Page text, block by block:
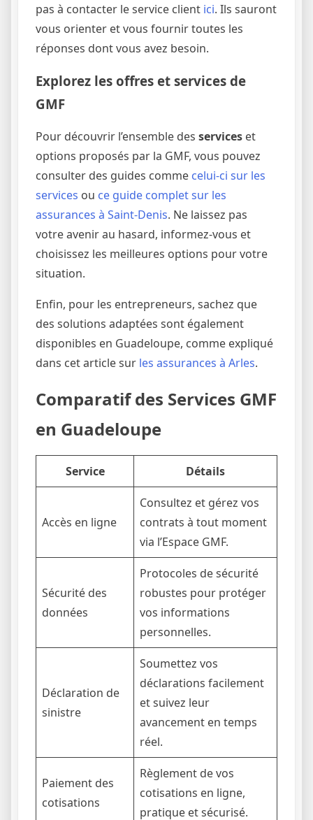
pas à contacter le service client ici. Ils sauront
vous orienter et vous fournir toutes les
réponses dont vous avez besoin.
Explorez les offres et services de
GMF
Pour découvrir l’ensemble des services et
options proposés par la GMF, vous pouvez
consulter des guides comme celui-ci sur les
services ou ce guide complet sur les
assurances à Saint-Denis. Ne laissez pas
votre avenir au hasard, informez-vous et
choisissez les meilleures options pour votre
situation.
Enfin, pour les entrepreneurs, sachez que
des solutions adaptées sont également
disponibles en Guadeloupe, comme expliqué
dans cet article sur les assurances à Arles.
Comparatif des Services GMF
en Guadeloupe
Service Détails
Accès en ligne
Consultez et gérez vos
contrats à tout moment
via l’Espace GMF.
Sécurité des
données
Protocoles de sécurité
robustes pour protéger
vos informations
personnelles.
Déclaration de
sinistre
Soumettez vos
déclarations facilement
et suivez leur
avancement en temps
réel.
Paiement des
cotisations
Règlement de vos
cotisations en ligne,
pratique et sécurisé.